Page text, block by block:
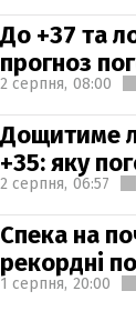
До +37 та
прогноз
2 серпня, 08:00
Дощитиме
+35: яку
2 серпня, 06:57
Спека на
рекордні
1 серпня, 20:00